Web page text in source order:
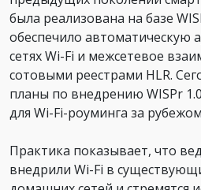
была реализована на базе
обеспечило автоматическую
сетях Wi-Fi и межсетевое
сотовыми реестрами HLR.
планы по внедрению WISPr
для Wi-Fi-роуминга за
Практика показывает, что
внедрили Wi-Fi в